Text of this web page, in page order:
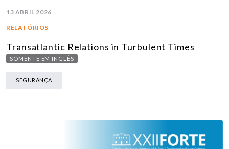
13 ABRIL 2026
RELATÓRIOS
Transatlantic Relations in Turbulent Times
SOMENTE EM INGLÊS
SEGURANÇA